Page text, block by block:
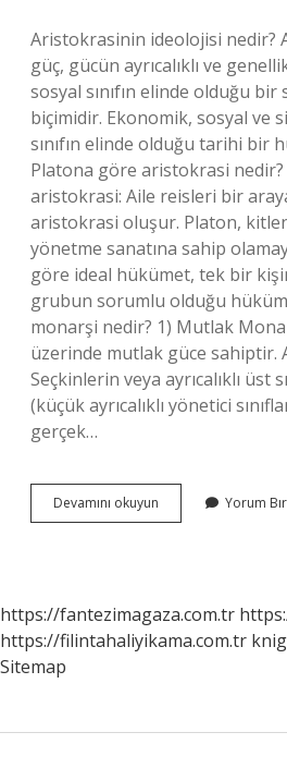
Aristokrasinin ideolojisi nedir?
güç, gücün ayrıcalıklı ve
sosyal sınıfın elinde olduğu
biçimidir. Ekonomik, sosyal ve
sınıfın elinde olduğu tarihi bir
Platona göre aristokrasi
aristokrasi: Aile reisleri bir
aristokrasi oluşur. Platon,
yönetme sanatına sahip
göre ideal hükümet, tek bir
grubun sorumlu olduğu
monarşi nedir? 1) Mutlak
üzerinde mutlak güce sahiptir.
Seçkinlerin veya ayrıcalıklı üst
(küçük ayrıcalıklı yönetici
gerçek…
Devamını okuyun Aristokrasi
Neyi
Yorum
https://fantezimagaza.com.tr
https://filintahaliyikama.com.tr
Sitemap